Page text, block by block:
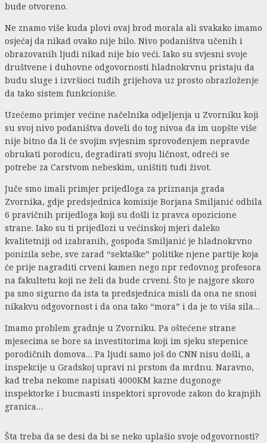
bude otvoreno.
Ne znamo više kuda plovi ovaj brod morala ali svakako imamo
osjećaj da nikad ovako nije bilo. Nivo podaništva učenih i
obrazovanih ljudi nikad nije bio veći. Iako su svjesni svoje
društvene i duhovne odgovornosti hladnokrvnu pristaju da
budu sluge i izvršioci tuđih grijehova uz prosto obrazloženje
da tako sistem funkcioniše.
Uzećemo primjer većine načelnika odjeljenja u Zvorniku koji
su svoj nivo podaništva doveli do tog nivoa da im uopšte više
nije bitno da li će svojim svjesnim sprovođenjem nepravde
obrukati porodicu, degradirati svoju ličnost, odreći se
potrebe za Carstvom nebeskim, uništiti tuđi život.
Juče smo imali primjer prijedloga za priznanja grada
Zvornika, gdje predsjednica komisije Borjana Smiljanić odbila
6 pravičnih prijedloga koji su došli iz pravca opozicione
strane. Iako su ti prijedlozi u većinskoj mjeri daleko
kvalitetniji od izabranih, gospođa Smiljanić je hladnokrvno
ponizila sebe, sve zarad “sektaške” politike njene partije koja
će prije nagraditi crveni kamen nego npr redovnog profesora
na fakultetu koji ne želi da bude crveni. Što je najgore skoro
pa smo sigurno da ista ta predsjednica misli da ona ne snosi
nikakvu odgovornost i da ona tako “mora” i da je to viša sila…
Imamo problem gradnje u Zvorniku. Pa oštećene strane
mjesecima se bore sa investitorima koji im sjeku stepenice
porodičnih domova… Pa ljudi samo još do CNN nisu došli, a
inspekcije u Gradskoj upravi ni prstom da mrdnu. Naravno,
kad treba nekome napisati 4000KM kazne dugonoge
inspektorke i bucmasti inspektori sprovode zakon do krajnjih
granica…
Šta treba da se desi da bi se neko uplašio svoje odgovornosti?